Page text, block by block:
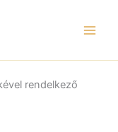
rendelkező